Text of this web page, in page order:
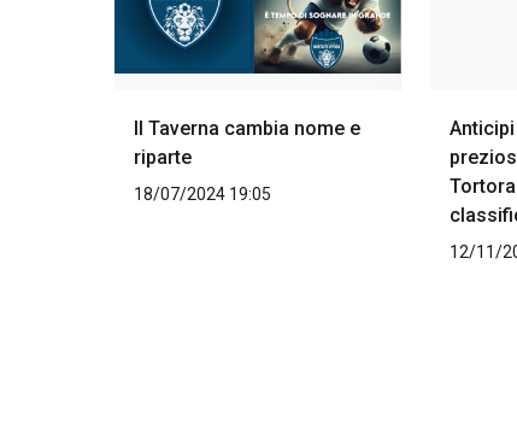
Il Taverna cambia nome e
riparte
18/07/2024 19:05
12/11/